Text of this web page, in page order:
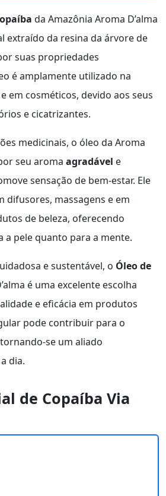
da Amazônia Aroma D’alma
extraído da resina da árvore de
suas propriedades
é amplamente utilizado na
em cosméticos, devido aos seus
e cicatrizantes.
medicinais, o óleo da Aroma
seu aroma agradável e
sensação de bem-estar. Ele
difusores, massagens e em
de beleza, oferecendo
a pele quanto para a mente.
e sustentável, o Óleo de
é uma excelente escolha
e eficácia em produtos
pode contribuir para o
se um aliado
dia.
de Copaíba Via